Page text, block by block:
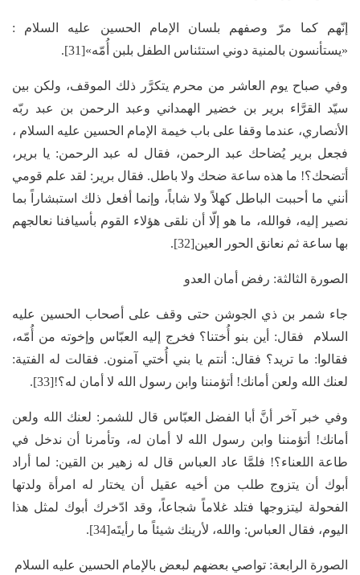
إنّهم كما مرّ وصفهم بلسان الإمام الحسين عليه السلام :
«يستأنسون بالمنية دوني استئناس الطفل بلبن أُمّه»[31].
وفي صباح يوم العاشر من محرم يتكرَّر ذلك الموقف، ولكن بين
سيّد القرَّاء برير بن خضير الهمداني وعبد الرحمن بن عبد ربّه
الأنصاري، عندما وقفا على باب خيمة الإمام الحسين عليه السلام ،
فجعل برير يُضاحك عبد الرحمن، فقال له عبد الرحمن: يا برير،
أتضحك؟! ما هذه ساعة ضحك ولا باطل. فقال برير: لقد علم قومي
أنني ما أحببت الباطل كهلاً ولا شاباً، وإنما أفعل ذلك استبشاراً بما
نصير إليه، فوالله، ما هو إلّا أن نلقى هؤلاء القوم بأسيافنا نعالجهم
بها ساعة ثم نعانق الحور العين[32].
الصورة الثالثة: رفض أمان العدو
جاء شمر بن ذي الجوشن حتى وقف على أصحاب الحسين عليه
السلام فقال: أين بنو أُختنا؟ فخرج إليه العبّاس وإخوته من أُمّه،
فقالوا: ما تريد؟ فقال: أنتم يا بني أُختي آمنون. فقالت له الفتية:
لعنك الله ولعن أمانك! أتؤمننا وابن رسول الله لا أمان له؟![33].
وفي خبر آخر أنَّ أبا الفضل العبّاس قال للشمر: لعنك الله ولعن
أمانك! أتؤمننا وابن رسول الله لا أمان له، وتأمرنا أن ندخل في
طاعة اللعناء؟! فلمَّا عاد العباس قال له زهير بن القين: لما أراد
أبوك أن يتزوج طلب من أخيه عقيل أن يختار له امرأة ولدتها
الفحولة ليتزوجها فتلد غلاماً شجاعاً، وقد ادّخرك أبوك لمثل هذا
اليوم، فقال العباس: والله، لأرينك شيئاً ما رأيتَه[34].
الصورة الرابعة: تواصي بعضهم لبعض بالإمام الحسين عليه السلام